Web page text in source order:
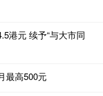
港元 续予“与大市同
最高500元